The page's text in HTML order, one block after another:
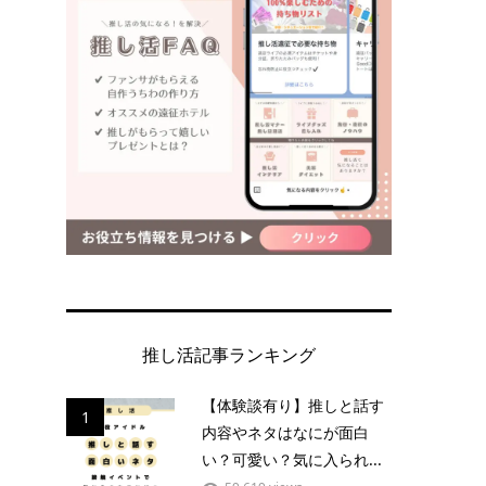
推し活記事ランキング
1
【体験談有り】推しと話す
内容やネタはなにが面白
い？可愛い？気に入られ...